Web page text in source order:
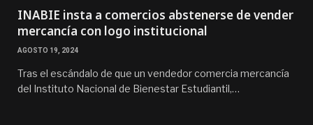
INABIE insta a comercios abstenerse de vender
mercancía con logo institucional
AGOSTO 19, 2024
Tras el escándalo de que un vendedor comercia mercancía
del Instituto Nacional de Bienestar Estudiantil,…